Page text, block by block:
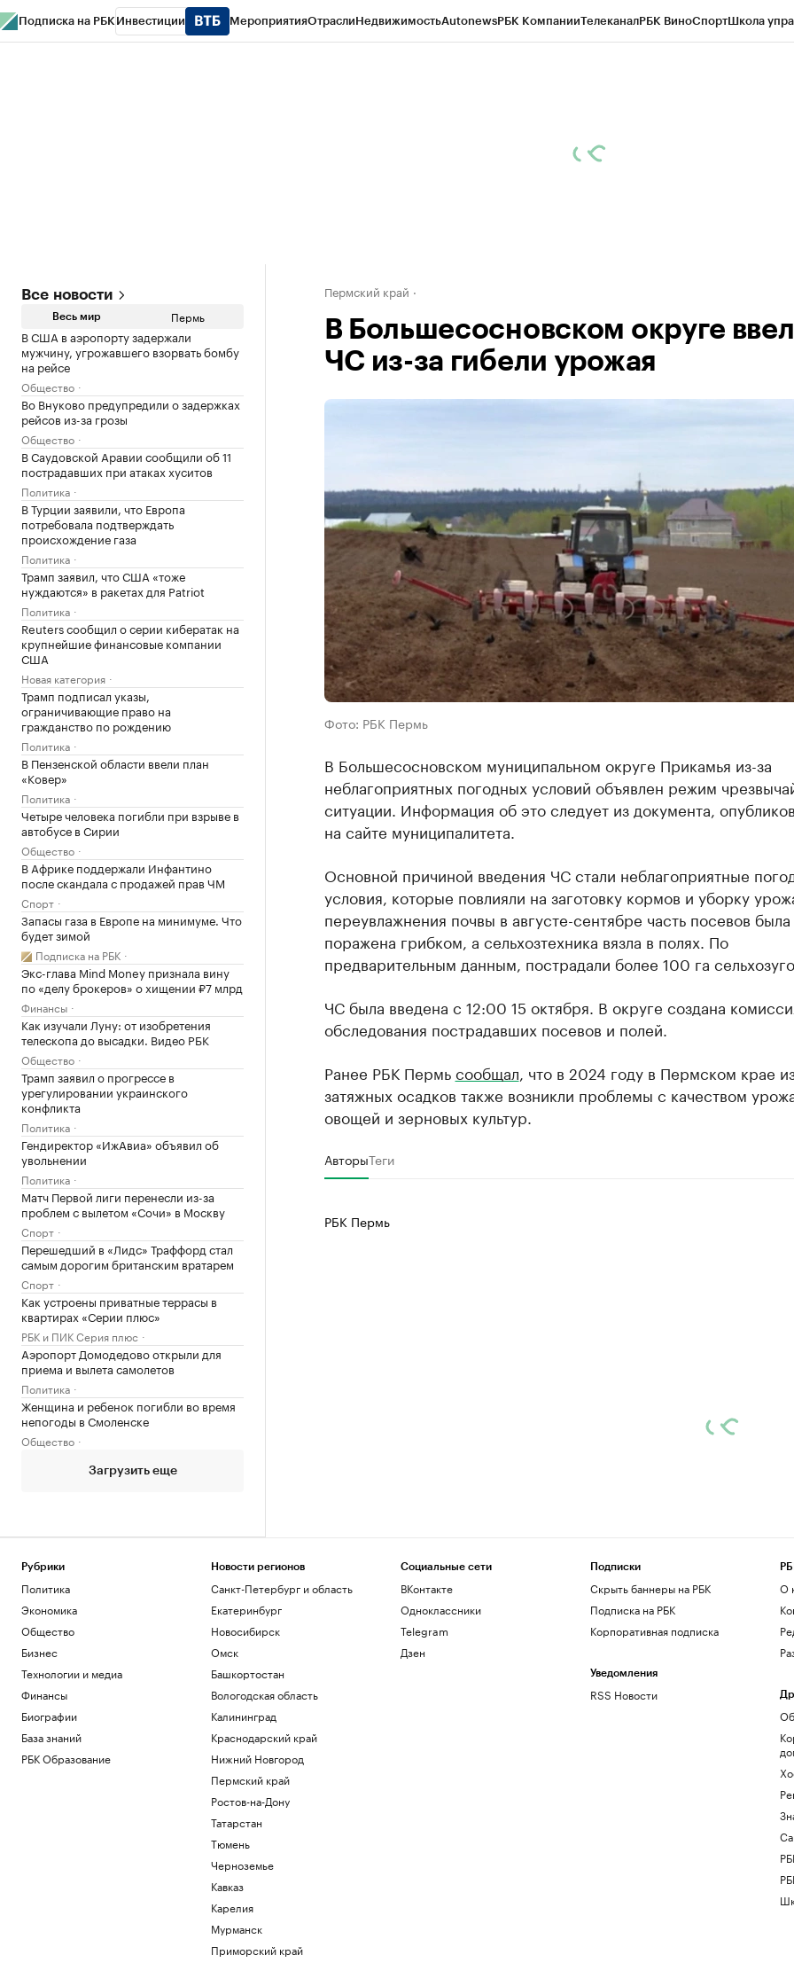
Подписка на РБК Инвестиции МероприятияОтраслиНедвижимостьAutonewsРБК КомпанииТелеканалРБК ВиноСпортШкола
Все новости
Весь мир Пермь
В США в аэропорту задержали
мужчину, угрожавшего взорвать бомбу
на рейсе
Общество
Во Внуково предупредили о задержках
рейсов из-за грозы
Общество
В Саудовской Аравии сообщили об 11
пострадавших при атаках хуситов
Политика
В Турции заявили, что Европа
потребовала подтверждать
происхождение газа
Политика
Трамп заявил, что США «тоже
нуждаются» в ракетах для Patriot
Политика
Reuters сообщил о серии кибератак на
крупнейшие финансовые компании
США
Новая категория
Трамп подписал указы,
ограничивающие право на
гражданство по рождению
Политика
В Пензенской области ввели план
«Ковер»
Политика
Четыре человека погибли при взрыве в
автобусе в Сирии
Общество
В Африке поддержали Инфантино
после скандала с продажей прав ЧМ
Спорт
Запасы газа в Европе на минимуме. Что
будет зимой
Подписка на РБК
Экс-глава Mind Money признала вину
по «делу брокеров» о хищении ₽7 млрд
Финансы
Как изучали Луну: от изобретения
телескопа до высадки. Видео РБК
Общество
Трамп заявил о прогрессе в
урегулировании украинского
конфликта
Политика
Гендиректор «ИжАвиа» объявил об
увольнении
Политика
Матч Первой лиги перенесли из-за
проблем с вылетом «Сочи» в Москву
Спорт
Перешедший в «Лидс» Траффорд стал
самым дорогим британским вратарем
Спорт
Как устроены приватные террасы в
квартирах «Серии плюс»
РБК и ПИК Серия плюс
Аэропорт Домодедово открыли для
приема и вылета самолетов
Политика
Женщина и ребенок погибли во время
непогоды в Смоленске
Общество
Загрузить еще
Пермский край
В Большесосновском округе
ЧС из-за гибели урожая
Фото: РБК Пермь
В Большесосновском муниципальном округе Прикамья из-за
неблагоприятных погодных условий объявлен режим
ситуации. Информация об это следует из документа,
на сайте муниципалитета.
Основной причиной введения ЧС стали неблагоприятные
условия, которые повлияли на заготовку кормов и уборку
переувлажнения почвы в августе-сентябре часть посевов была
поражена грибком, а сельхозтехника вязла в полях. По
предварительным данным, пострадали более 100 га
ЧС была введена с 12:00 15 октября. В округе создана
обследования пострадавших посевов и полей.
Ранее РБК Пермьсообщал , что в 2024 году в Пермском крае
затяжных осадков также возникли проблемы с качеством
овощей и зерновых культур.
АвторыТеги
РБК Пермь
Рубрики
Политика
Экономика
Общество
Бизнес
Технологии и медиа
Финансы
Биографии
База знаний
РБК Образование
Новости регионов
Санкт-Петербург и область
Екатеринбург
Новосибирск
Омск
Башкортостан
Вологодская область
Калининград
Краснодарский край
Нижний Новгород
Пермский край
Ростов-на-Дону
Татарстан
Тюмень
Черноземье
Кавказ
Карелия
Мурманск
Приморский край
Социальные сети
ВКонтакте
Одноклассники
Telegram
Дзен
Подписки
Скрыть баннеры на РБК
Подписка на РБК
Корпоративная подписка
Уведомления
RSS Новости
О